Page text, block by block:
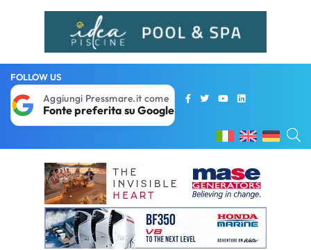
FOLLOW US
Aggiungi Pressmare.it come
Fonte preferita su Google